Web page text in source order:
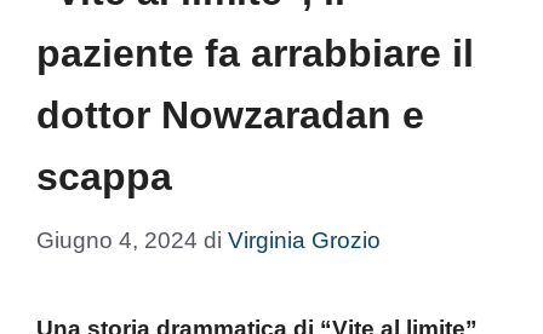
paziente fa arrabbiare il
dottor Nowzaradan e
scappa
Giugno 4, 2024 di Virginia Grozio
Una storia drammatica di “Vite al limite”